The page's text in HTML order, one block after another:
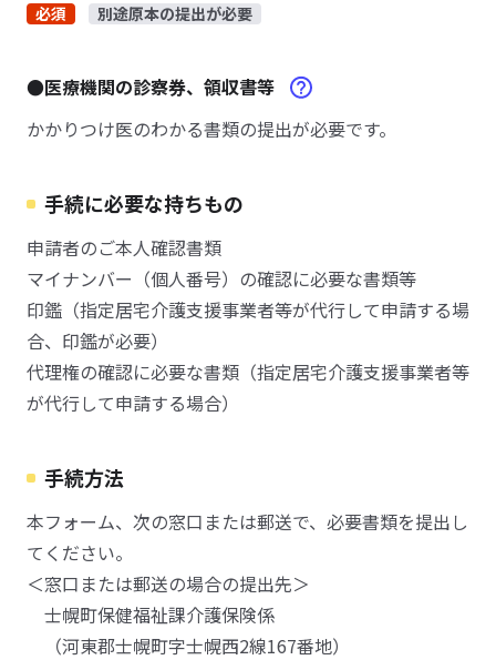
必須 別途原本の提出が必要
●医療機関の診察券、領収書等
かかりつけ医のわかる書類の提出が必要です。
手続に必要な持ちもの
申請者のご本人確認書類
マイナンバー（個人番号）の確認に必要な書類等
印鑑（指定居宅介護支援事業者等が代行して申請する場
合、印鑑が必要）
代理権の確認に必要な書類（指定居宅介護支援事業者等
が代行して申請する場合）
手続方法
本フォーム、次の窓口または郵送で、必要書類を提出し
てください。
＜窓口または郵送の場合の提出先＞
士幌町保健福祉課介護保険係
（河東郡士幌町字士幌西2線167番地）